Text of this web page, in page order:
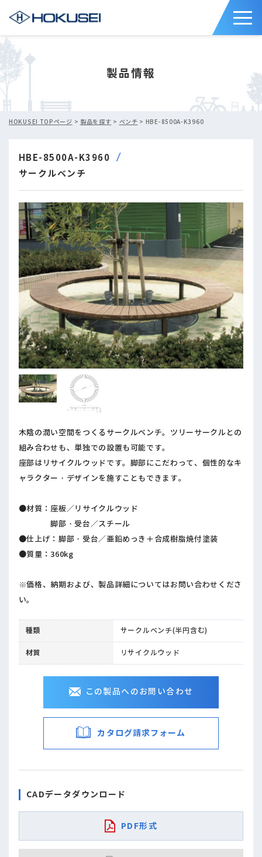
製品情報
HOKUSEI TOPページ > 製品を探す > ベンチ > HBE-8500A-K3960
HBE-8500A-K3960
サークルベンチ
木陰の潤い空間をつくるサークルベンチ。ツリーサークルとの
組み合わせも、単独での設置も可能です。
座部はリサイクルウッドです。脚部にこだわって、個性的なキ
ャラクター・デザインを施すこともできます。
●材質：座板／リサイクルウッド
脚部・受台／スチール
●仕上げ：脚部・受台／亜鉛めっき＋合成樹脂焼付塗装
●質量：360kg
※価格、納期および、製品詳細についてはお問い合わせくださ
い。
種類 サークルベンチ(半円含む)
材質 リサイクルウッド
この製品へのお問い合わせ
カタログ請求フォーム
CADデータダウンロード
PDF形式